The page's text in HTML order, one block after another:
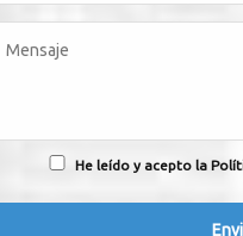
He leído y acepto la